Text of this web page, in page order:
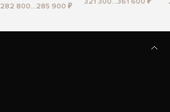
282 800...285 900 ₽